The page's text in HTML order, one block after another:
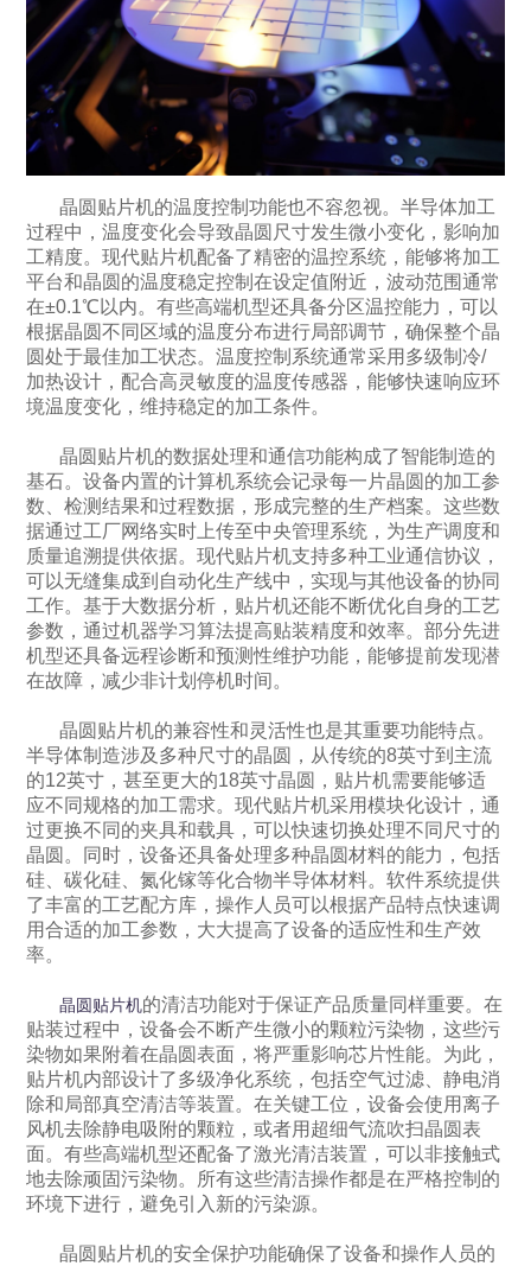
晶圆贴片机的温度控制功能也不容忽视。半导体加工
过程中，温度变化会导致晶圆尺寸发生微小变化，影响加
工精度。现代贴片机配备了精密的温控系统，能够将加工
平台和晶圆的温度稳定控制在设定值附近，波动范围通常
在±0.1℃以内。有些高端机型还具备分区温控能力，可以
根据晶圆不同区域的温度分布进行局部调节，确保整个晶
圆处于最佳加工状态。温度控制系统通常采用多级制冷/
加热设计，配合高灵敏度的温度传感器，能够快速响应环
境温度变化，维持稳定的加工条件。
晶圆贴片机的数据处理和通信功能构成了智能制造的
基石。设备内置的计算机系统会记录每一片晶圆的加工参
数、检测结果和过程数据，形成完整的生产档案。这些数
据通过工厂网络实时上传至中央管理系统，为生产调度和
质量追溯提供依据。现代贴片机支持多种工业通信协议，
可以无缝集成到自动化生产线中，实现与其他设备的协同
工作。基于大数据分析，贴片机还能不断优化自身的工艺
参数，通过机器学习算法提高贴装精度和效率。部分先进
机型还具备远程诊断和预测性维护功能，能够提前发现潜
在故障，减少非计划停机时间。
晶圆贴片机的兼容性和灵活性也是其重要功能特点。
半导体制造涉及多种尺寸的晶圆，从传统的8英寸到主流
的12英寸，甚至更大的18英寸晶圆，贴片机需要能够适
应不同规格的加工需求。现代贴片机采用模块化设计，通
过更换不同的夹具和载具，可以快速切换处理不同尺寸的
晶圆。同时，设备还具备处理多种晶圆材料的能力，包括
硅、碳化硅、氮化镓等化合物半导体材料。软件系统提供
了丰富的工艺配方库，操作人员可以根据产品特点快速调
用合适的加工参数，大大提高了设备的适应性和生产效
率。
晶圆贴片机的清洁功能对于保证产品质量同样重要。在
贴装过程中，设备会不断产生微小的颗粒污染物，这些污
染物如果附着在晶圆表面，将严重影响芯片性能。为此，
贴片机内部设计了多级净化系统，包括空气过滤、静电消
除和局部真空清洁等装置。在关键工位，设备会使用离子
风机去除静电吸附的颗粒，或者用超细气流吹扫晶圆表
面。有些高端机型还配备了激光清洁装置，可以非接触式
地去除顽固污染物。所有这些清洁操作都是在严格控制的
环境下进行，避免引入新的污染源。
晶圆贴片机的安全保护功能确保了设备和操作人员的